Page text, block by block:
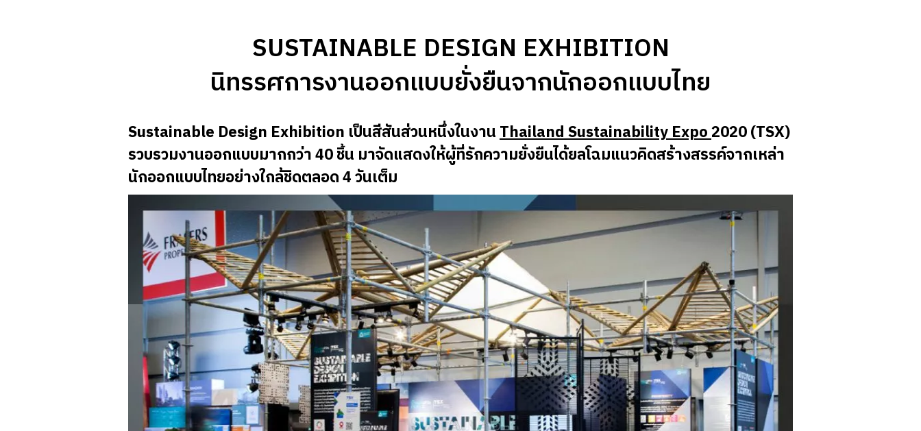
SUSTAINABLE DESIGN EXHIBITION
นิทรรศการงานออกแบบยั่งยืนจากนักออกแบบไทย
Sustainable Design Exhibition เป็นสีสันส่วนหนึ่งในงานThailand Sustainability Expo2020 (TSX)
รวบรวมงานออกแบบมากกว่า 40 ชิ้น มาจัดแสดงให้ผู้ที่รักความยั่งยืนได้ยลโฉมแนวคิดสร้างสรรค์จากเหล่า
นักออกแบบไทยอย่างใกล้ชิดตลอด 4 วันเต็ม